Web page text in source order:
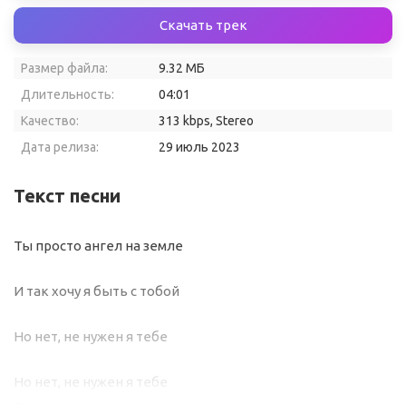
Скачать трек
Размер файла:
9.32 МБ
Длительность:
04:01
Качество:
313 kbps, Stereo
Дата релиза:
29 июль 2023
Текст песни
Ты просто ангел на земле
И так хочу я быть с тобой
Но нет, не нужен я тебе
Но нет, не нужен я тебе